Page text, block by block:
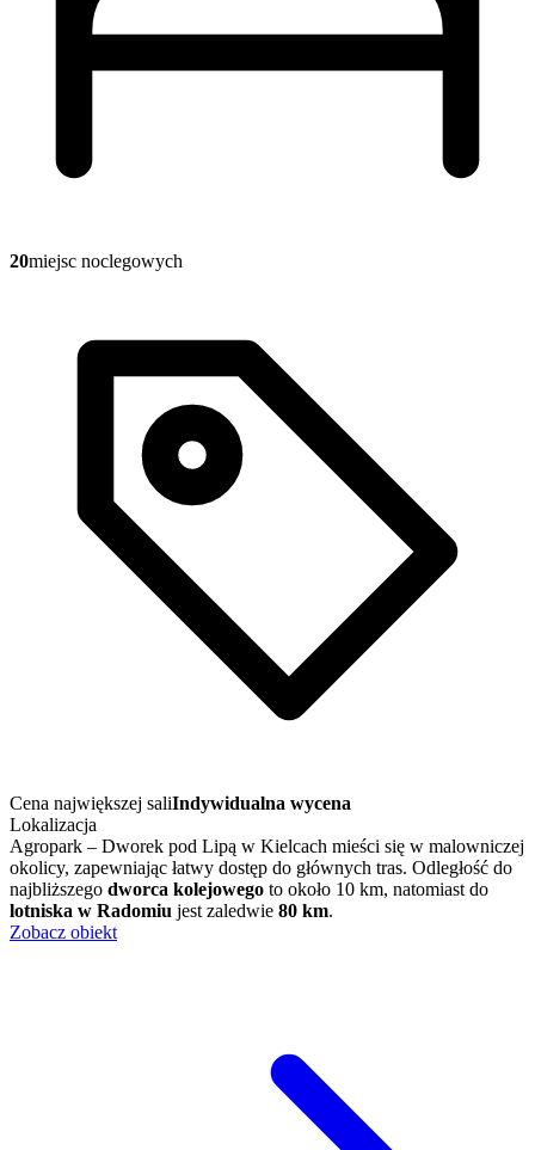
20miejsc noclegowych
Cena największej saliIndywidualna wycena
Lokalizacja
Agropark – Dworek pod Lipą w Kielcach mieści się w malowniczej
okolicy, zapewniając łatwy dostęp do głównych tras. Odległość do
najbliższego dworca kolejowego to około 10 km, natomiast do
lotniska w Radomiu jest zaledwie 80 km.
Zobacz obiekt